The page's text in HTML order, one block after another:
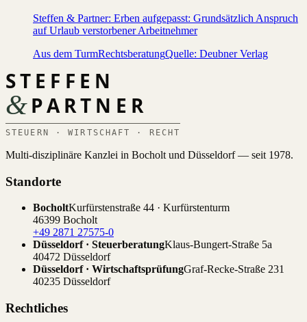
Steffen & Partner: Erben aufgepasst: Grundsätzlich Anspruch
auf Urlaub verstorbener Arbeitnehmer
Aus dem TurmRechtsberatungQuelle: Deubner Verlag
STEFFEN
&PARTNER
STEUERN · WIRTSCHAFT · RECHT
Multi-disziplinäre Kanzlei in Bocholt und Düsseldorf — seit 1978.
Standorte
BocholtKurfürstenstraße 44 · Kurfürstenturm
46399 Bocholt
+49 2871 27575-0
Düsseldorf · SteuerberatungKlaus-Bungert-Straße 5a
40472 Düsseldorf
Düsseldorf · WirtschaftsprüfungGraf-Recke-Straße 231
40235 Düsseldorf
Rechtliches